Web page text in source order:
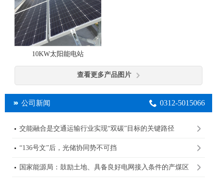
10KW太阳能电站
查看更多产品图片
公司新闻 0312-5015066
交能融合是交通运输行业实现“双碳”目标的关键路径
“136号文”后，光储协同势不可挡
国家能源局：鼓励土地、具备良好电网接入条件的产煤区